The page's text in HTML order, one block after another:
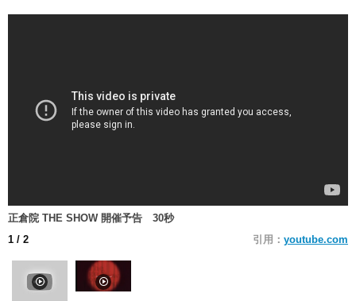
正倉院 THE SHOW 開催予告 30秒
1 / 2 引用： youtube.com